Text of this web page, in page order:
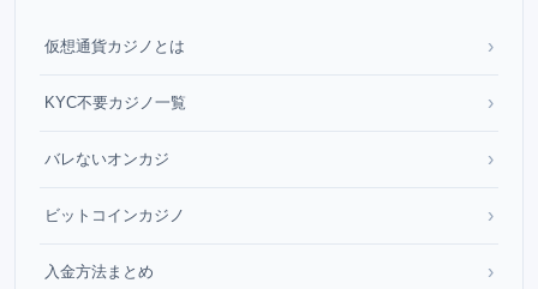
仮想通貨カジノとは ›
KYC不要カジノ一覧 ›
バレないオンカジ ›
ビットコインカジノ ›
入金方法まとめ ›